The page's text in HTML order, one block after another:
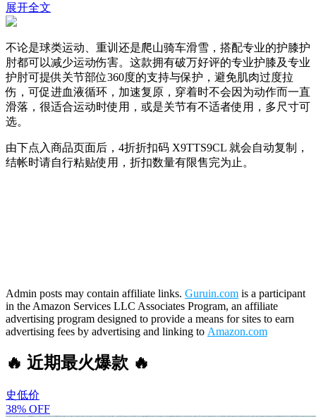
展开全文
不论是球类运动、重训还是爬山骑车滑雪，搭配专业的护膝护
肘都可以减少运动伤害。这款拥有破万好评的专业护膝及专业
护肘可提供关节部位360度的支持与保护，避免肌肉过度拉
伤，可促进血液循环，加速复原，穿着时不会因为动作而一直
滑落，很适合运动时使用，或是关节有不适者使用，多尺寸可
选。
由下点入商品页面后，4折折扣码 X9TTS9CL 就会自动复制，
结帐时请自行粘贴使用，折扣数量有限售完为止。
Admin posts may contain affiliate links. Guruin.com is a participant
in the Amazon Services LLC Associates Program, an affiliate
advertising program designed to provide a means for sites to earn
advertising fees by advertising and linking to Amazon.com
🔥 近期最火爆款 🔥
史低价
38% OFF